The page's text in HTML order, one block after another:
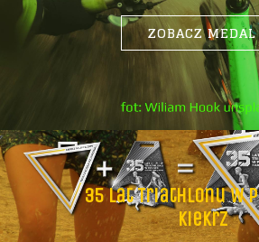
ZOBACZ MEDAL
35 Lat Triathlonu W
Kiekrz